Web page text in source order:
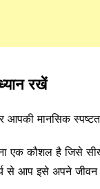
रखें
आपकी मानसिक
एक कौशल है जिसे
से आप इसे अपने